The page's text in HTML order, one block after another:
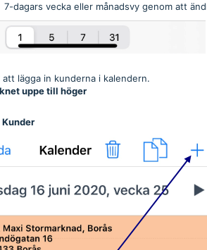
dagars vecka eller månadsvy genom att
lägga in kunderna i kalendern.
uppe till höger